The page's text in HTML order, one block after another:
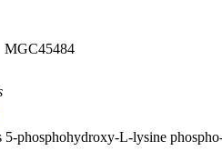
MGC45484
5-phosphohydroxy-L-lysine